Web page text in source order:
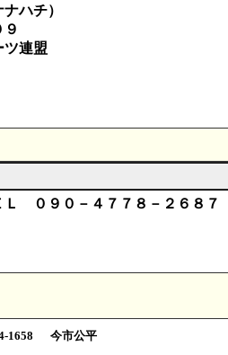
チ）
盟
０９０－４７７８－２６８７
1658 今市公平